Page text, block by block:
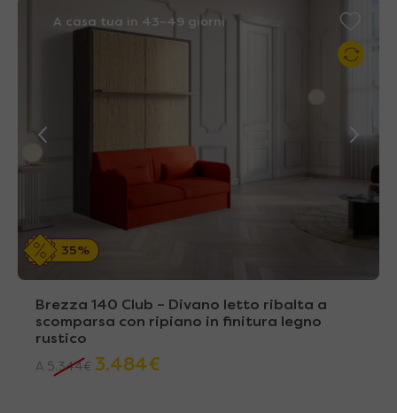
A casa tua in 43~49 giorni
35%
Brezza 140 Club – Divano letto ribalta a
scomparsa con ripiano in finitura legno
rustico
A 5.344€ 3.484€